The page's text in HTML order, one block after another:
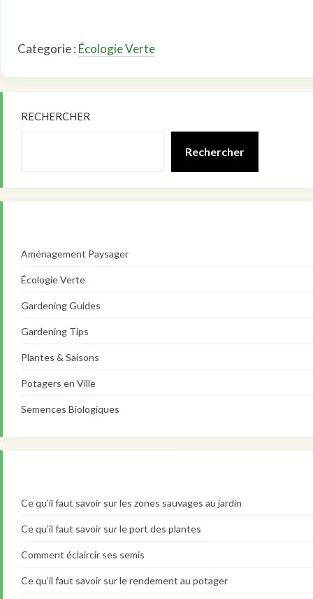
Categorie : Écologie Verte
RECHERCHER
Rechercher
Aménagement Paysager
Écologie Verte
Gardening Guides
Gardening Tips
Plantes & Saisons
Potagers en Ville
Semences Biologiques
Ce qu’il faut savoir sur les zones sauvages au jardin
Ce qu’il faut savoir sur le port des plantes
Comment éclaircir ses semis
Ce qu’il faut savoir sur le rendement au potager